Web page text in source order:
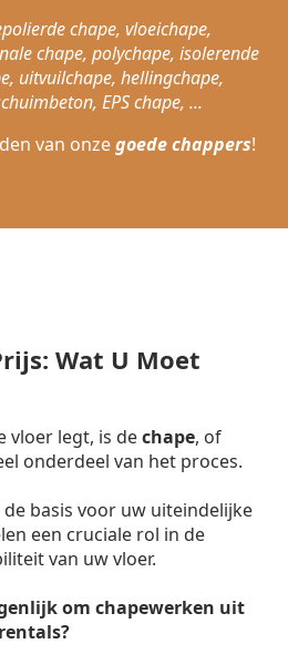
chape, vloeichape,
chape, polychape, isolerende
uitvuilchape, hellingchape,
EPS chape, ...
van onzegoede chappers!
Wat U Moet
vloer legt, is dechape, of
onderdeel van het proces.
basis voor uw uiteindelijke
een cruciale rol in de
van uw vloer.
om chapewerken uit